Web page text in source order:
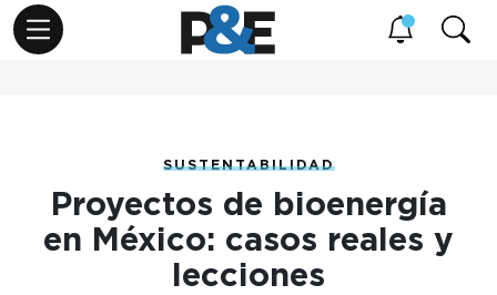
SUSTENTABILIDAD
Proyectos de bioenergía
en México: casos reales y
lecciones